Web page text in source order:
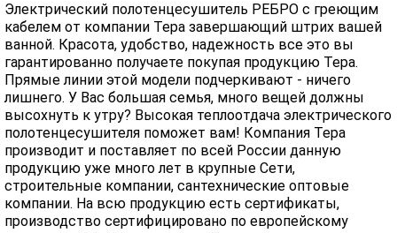
Электрический полотенцесушитель РЕБРО с греющим
кабелем от компании Тера завершающий штрих вашей
ванной. Красота, удобство, надежность все это вы
гарантированно получаете покупая продукцию Тера.
Прямые линии этой модели подчеркивают - ничего
лишнего. У Вас большая семья, много вещей должны
высохнуть к утру? Высокая теплоотдача электрического
полотенцесушителя поможет вам! Компания Тера
производит и поставляет по всей России данную
продукцию уже много лет в крупные Сети,
строительные компании, сантехнические оптовые
компании. На всю продукцию есть сертификаты,
производство сертифицировано по европейскому